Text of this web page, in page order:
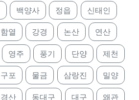
백양사 정읍 신태인
함열 강경 논산 연산
영주 풍기 단양 제천
구포 물금 삼랑진 밀양
경산 동대구 대구 왜관